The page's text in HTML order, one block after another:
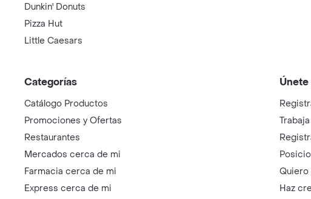
Dunkin' Donuts
Pizza Hut
Little Caesars
Categorías
Catálogo Productos
Promociones y Ofertas
Restaurantes
Mercados cerca de mi
Farmacia cerca de mi
Express cerca de mi
Únete
Quiero
Haz